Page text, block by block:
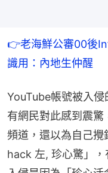
👉老海鮮公審00後
識用：內地生仲醒
YouTube帳號被入侵
有網民對此感到震
頻道，還以為自己攪
hack 左, 珍心驚」